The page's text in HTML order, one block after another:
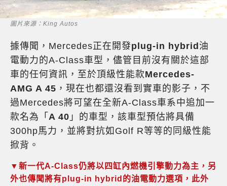
圖片來源：King Autos
據傳聞，Mercedes正在開發plug-in hybrid油
電動力的A-Class車型，儘管目前沒有關於這部
車的任何資訊，至於頂級性能款Mercedes-
AMG A 45 ，現在也都還沒看到實車的影子，不
過Mercedes將可望在全新A-Class車系中追加一
款名為「 A 40 」的車型，該車型預估將具備
300hp馬力，並將對抗如Golf R等等的同級性能
掀背。
▼新一代A-Class仍將以四缸內燃機引擎動力為主，另
外也傳聞將有plug-in hybrid的油電動力選項，此外